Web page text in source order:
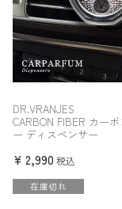
DR.VRANJES
CARBON FIBER カー
ー ディスペンサー
¥ 2,990 税込
在庫切れ